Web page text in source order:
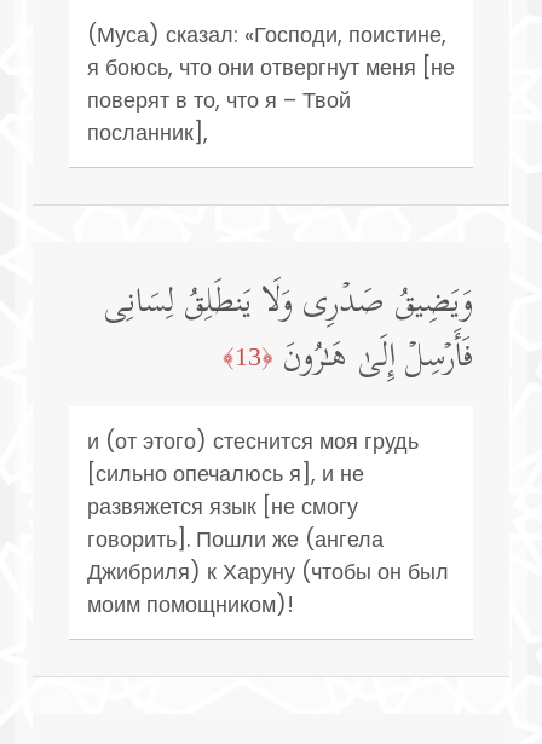
(Муса) сказал: «Господи, поистине,
я боюсь, что они отвергнут меня [не
поверят в то, что я – Твой
посланник],
وَیَضِیقُ صَدۡرِی وَلَا یَنطَلِقُ لِسَانِی
فَأَرۡسِلۡ إِلَىٰ هَـٰرُونَ ﴿13﴾
и (от этого) стеснится моя грудь
[сильно опечалюсь я], и не
развяжется язык [не смогу
говорить]. Пошли же (ангела
Джибриля) к Харуну (чтобы он был
моим помощником)!